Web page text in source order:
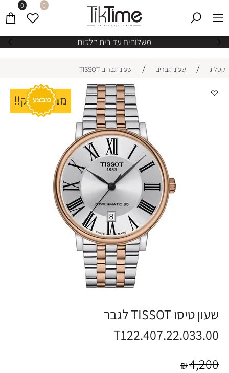
משלוחים עד בית הלקוח
0 0
קטלוג / שעוני גברים / שעוני גברים TISSOT
מבצע ענק!!
שעון טיסו TISSOT לגבר
T122.407.22.033.00
₪4,200